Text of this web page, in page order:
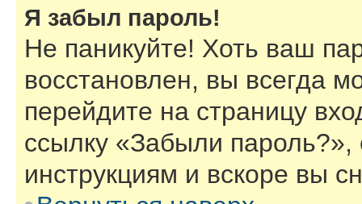
Я забыл пароль!
Не паникуйте! Хоть ваш
восстановлен, вы всегда
перейдите на страницу
ссылку «Забыли
инструкциям и вскоре вы